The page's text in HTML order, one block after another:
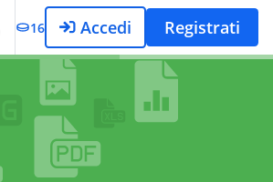
16 Accedi Registrati